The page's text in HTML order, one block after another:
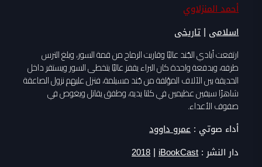
أحمد المنزلاوي
اسلامى |تاريخى
ارتفعت أيادي الجُند عاليًا وقاربت الرماح من قمة السور، وبلغ الترس
طرفه، وبدفعة واحدة كان البراء يقفز عاليًا يتخطى السور ويستقر داخل
الحديقة بين الآلاف المؤلفة من جُند مسيلمة، فنزل عليهم نزول الصاعقة
شاهرًا سيفين عظيمين في كلتا يديه، وطفق يقاتل ويغوص في
صفوف الأعداء.
أداء صوتي :عمرو داوود
دار النشر :iBookCast
|
2018